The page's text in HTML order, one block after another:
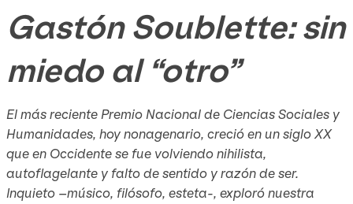
Gastón Soublette: sin
miedo al “otro”
El más reciente Premio Nacional de Ciencias Sociales y
Humanidades, hoy nonagenario, creció en un siglo XX
que en Occidente se fue volviendo nihilista,
autoflagelante y falto de sentido y razón de ser.
Inquieto –músico, filósofo, esteta-, exploró nuestra